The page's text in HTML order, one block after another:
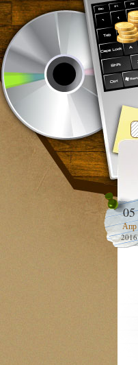
05
Апр
2016